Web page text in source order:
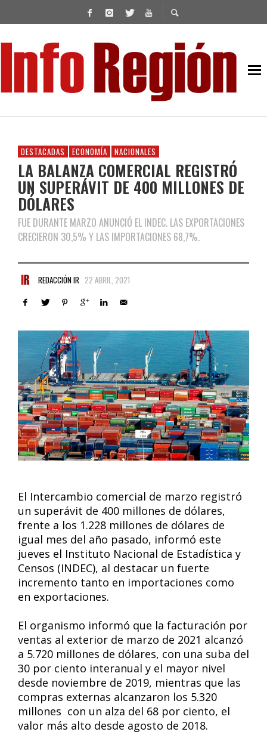
DESTACADAS ECONOMÍA NACIONALES
LA BALANZA COMERCIAL REGISTRÓ
UN SUPERÁVIT DE 400 MILLONES DE
DÓLARES
FUE DURANTE MARZO ANUNCIÓ EL INDEC. LAS EXPORTACIONES
CRECIERON 30,5% Y LAS IMPORTACIONES 68,7%.
REDACCIÓN IR 22 ABRIL, 2021
El Intercambio comercial de marzo registró
un superávit de 400 millones de dólares,
frente a los 1.228 millones de dólares de
igual mes del año pasado, informó este
jueves el Instituto Nacional de Estadística y
Censos (INDEC), al destacar un fuerte
incremento tanto en importaciones como
en exportaciones.
El organismo informó que la facturación por
ventas al exterior de marzo de 2021 alcanzó
a 5.720 millones de dólares, con una suba del
30 por ciento interanual y el mayor nivel
desde noviembre de 2019, mientras que las
compras externas alcanzaron los 5.320
millones con un alza del 68 por ciento, el
valor más alto desde agosto de 2018.